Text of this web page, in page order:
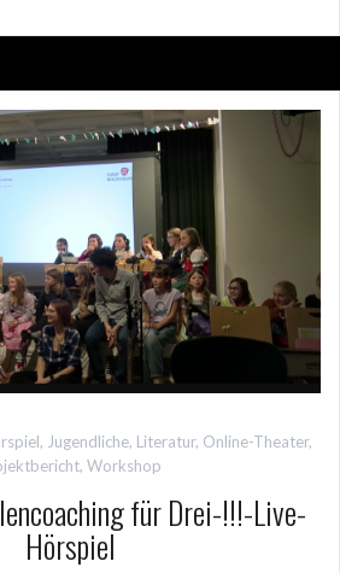
, Jugendliche, Literatur, Online-Theater,
, Workshop
für Drei-!!!-Live-
Hörspiel